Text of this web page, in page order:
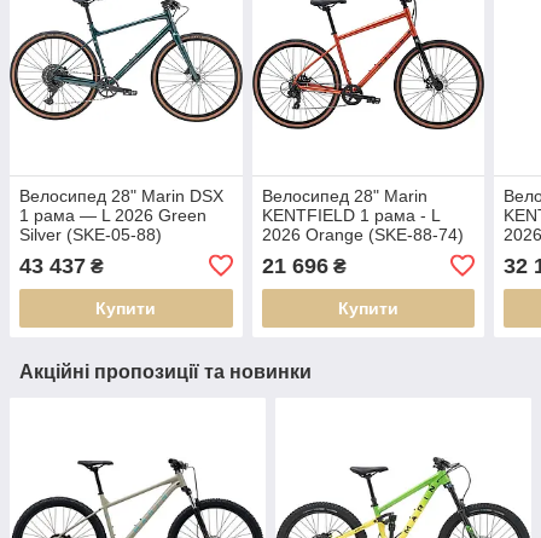
Велосипед 28" Marin DSX
1 рама — L 2026 Green
Silver (SKE-05-88)
43 437 ₴
Купити
Велосипед 28" Marin
KENTFIELD 1 рама - L
2026 Orange (SKE-88-74)
21 696₴
Купити
32
Акційні пропозиції та новинки